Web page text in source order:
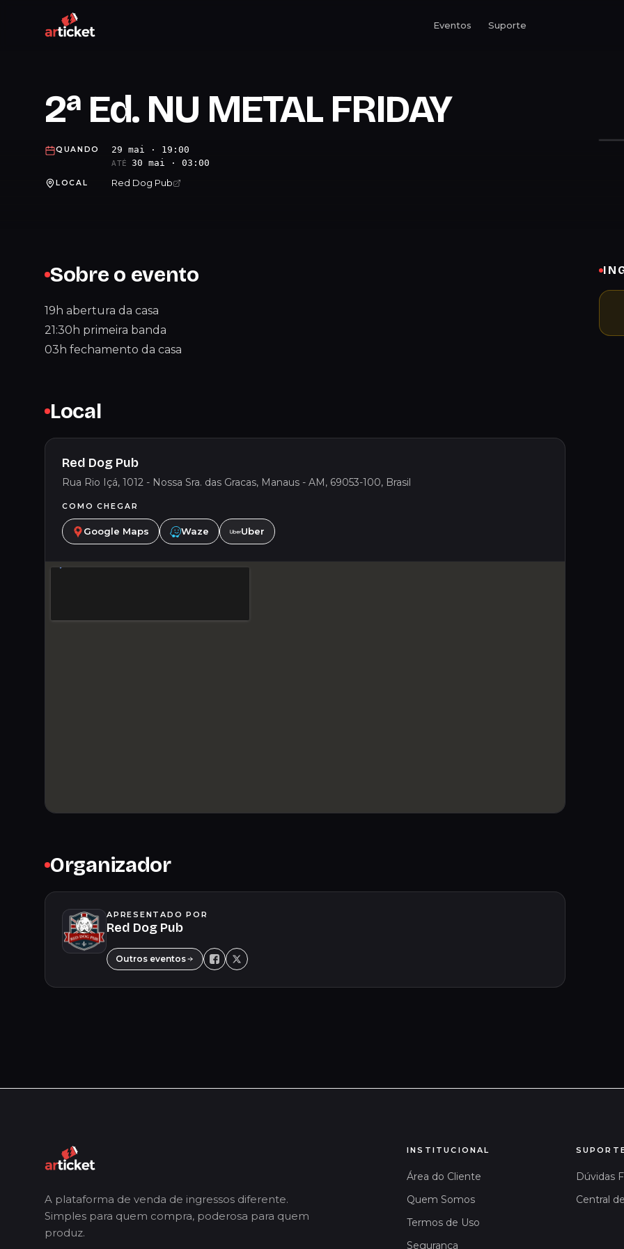
Eventos Suporte
2ª Ed. NU METAL FRIDAY
QUANDO 29 mai · 19:00
ATÉ 30 mai · 03:00
LOCAL Red Dog Pub
Sobre o evento
19h abertura da casa
21:30h primeira banda
03h fechamento da casa
Local
Red Dog Pub
Rua Rio Içá, 1012 - Nossa Sra. das Gracas, Manaus - AM, 69053-100, Brasil
COMO CHEGAR
Google Maps Waze Uber
Organizador
APRESENTADO POR
Red Dog Pub
Outros eventos
A plataforma de venda de ingressos diferente.
Simples para quem compra, poderosa para quem
produz.
INSTITUCIONAL
Área do Cliente
Quem Somos
Termos de Uso
Segurança
Dúvidas
Central